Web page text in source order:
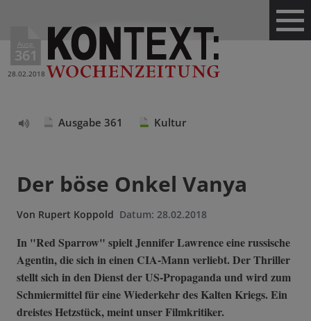
Ausg.
361
28.02.2018
Ausgabe 361 Kultur
Der böse Onkel Vanya
Von Rupert Koppold Datum: 28.02.2018
In "Red Sparrow" spielt Jennifer Lawrence eine russische
Agentin, die sich in einen CIA-Mann verliebt. Der Thriller
stellt sich in den Dienst der US-Propaganda und wird zum
Schmiermittel für eine Wiederkehr des Kalten Kriegs. Ein
dreistes Hetzstück, meint unser Filmkritiker.